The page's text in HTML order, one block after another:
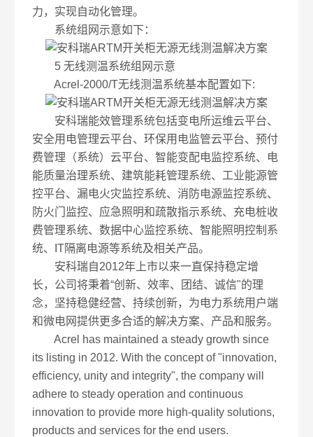
力，实现自动化管理。
系统组网示意如下：
5 无线测温系统组网示意
Acrel-2000/T无线测温系统基本配置如下:
安科瑞能效管理系统包括变电所运维云平台、
安全用电管理云平台、环保用电监管云平台、预付
费管理（系统）云平台、智能变配电监控系统、电
能质量治理系统、建筑能耗管理系统、工业能源管
控平台、漏电火灾监控系统、消防电源监控系统、
防火门监控、应急照明和疏散指示系统、充电桩收
费管理系统、数据中心监控系统、智能照明控制系
统、IT隔离电源等系统及相关产品。
安科瑞自2012年上市以来一直保持稳定增
长，公司将秉着“创新、效率、团结、诚信"的理
念，坚持稳健经营、持续创新，为电力系统用户端
和微电网提供更多合适的解决方案、产品和服务。
Acrel has maintained a steady growth since
its listing in 2012. With the concept of "innovation,
efficiency, unity and integrity", the company will
adhere to steady operation and continuous
innovation to provide more high-quality solutions,
products and services for the end users.